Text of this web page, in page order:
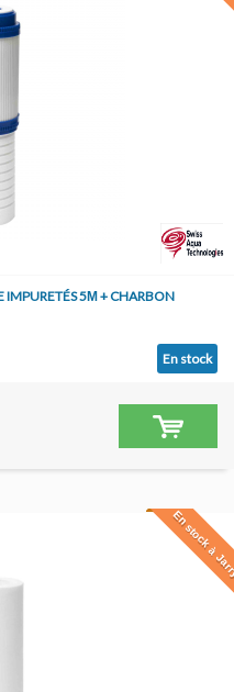
IMPURETÉS 5Μ + CHARBON
En stock
En stock à